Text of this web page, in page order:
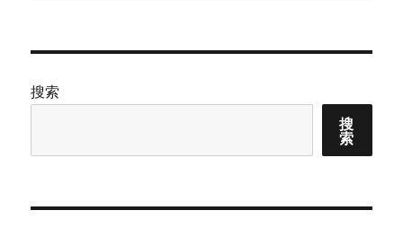
文
搜索
搜
索